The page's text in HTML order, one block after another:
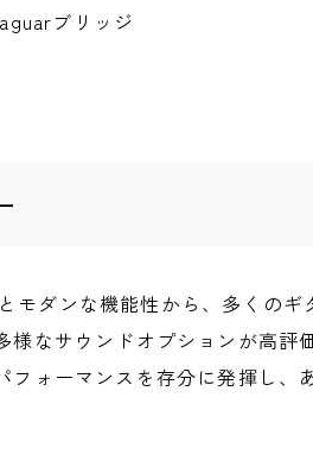
ブリッジ
モダンな機能性から、多くのギ
様なサウンドオプションが高評
ォーマンスを存分に発揮し、